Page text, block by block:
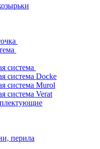
система
система Docke
система Murol
система Verat
перила